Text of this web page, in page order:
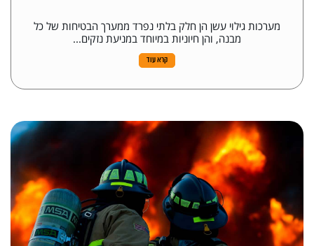
מערכות גילוי עשן הן חלק בלתי נפרד ממערך הבטיחות של כל
מבנה, והן חיוניות במיוחד במניעת נזקים...
קרא עוד